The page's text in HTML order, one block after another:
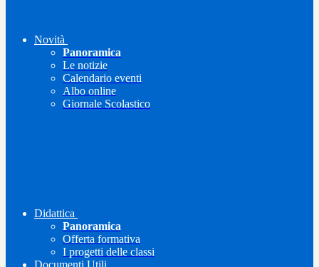
Novità
Panoramica
Le notizie
Calendario eventi
Albo online
Giornale Scolastico
Didattica
Panoramica
Offerta formativa
I progetti delle classi